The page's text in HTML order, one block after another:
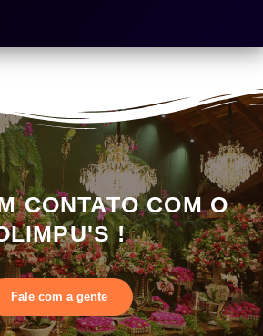
CONTATO COM O
!
Fale com a gente